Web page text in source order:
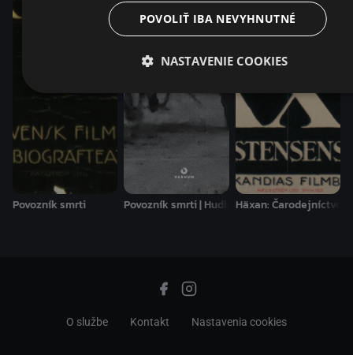
Povozník smrti Povozník smrti | Hudba: Kragrowargkomn a
Häxan: Čarodejníctvo
O službe Kontakt Nastavenia cookies
POVOLIŤ IBA NEVYHNUTNÉ
NASTAVENIE COOKIES